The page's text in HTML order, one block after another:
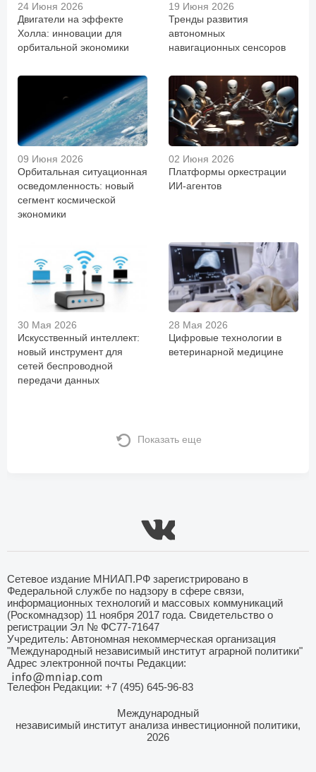
24 Июня 2026
Двигатели на эффекте
Холла: инновации для
орбитальной экономики
19 Июня 2026
Тренды развития
автономных
навигационных сенсоров
09 Июня 2026
Орбитальная ситуационная
осведомленность: новый
сегмент космической
экономики
02 Июня 2026
Платформы оркестрации
ИИ-агентов
30 Мая 2026
Искусственный интеллект:
новый инструмент для
сетей беспроводной
передачи данных
28 Мая 2026
Цифровые технологии в
ветеринарной медицине
Показать еще
Сетевое издание МНИАП.РФ зарегистрировано в
Федеральной службе по надзору в сфере связи,
информационных технологий и массовых коммуникаций
(Роскомнадзор) 11 ноября 2017 года. Свидетельство о
регистрации Эл № ФС77-71647
Учредитель: Автономная некоммерческая организация
"Международный независимый институт аграрной политики"
Адрес электронной почты Редакции:
Телефон Редакции: +7 (495) 645-96-83
Международный
независимый институт анализа инвестиционной политики,
2026